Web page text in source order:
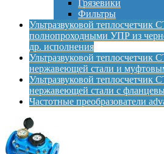
Грязевики
Фильтры
Ультразвуковой теплосчетчик
полнопроходными УПР из
др. исполнения
Ультразвуковой теплосчетчик
нержавеющей стали и
Ультразвуковой теплосчетчик
нержавеющей стали с
Частотные преобразователи